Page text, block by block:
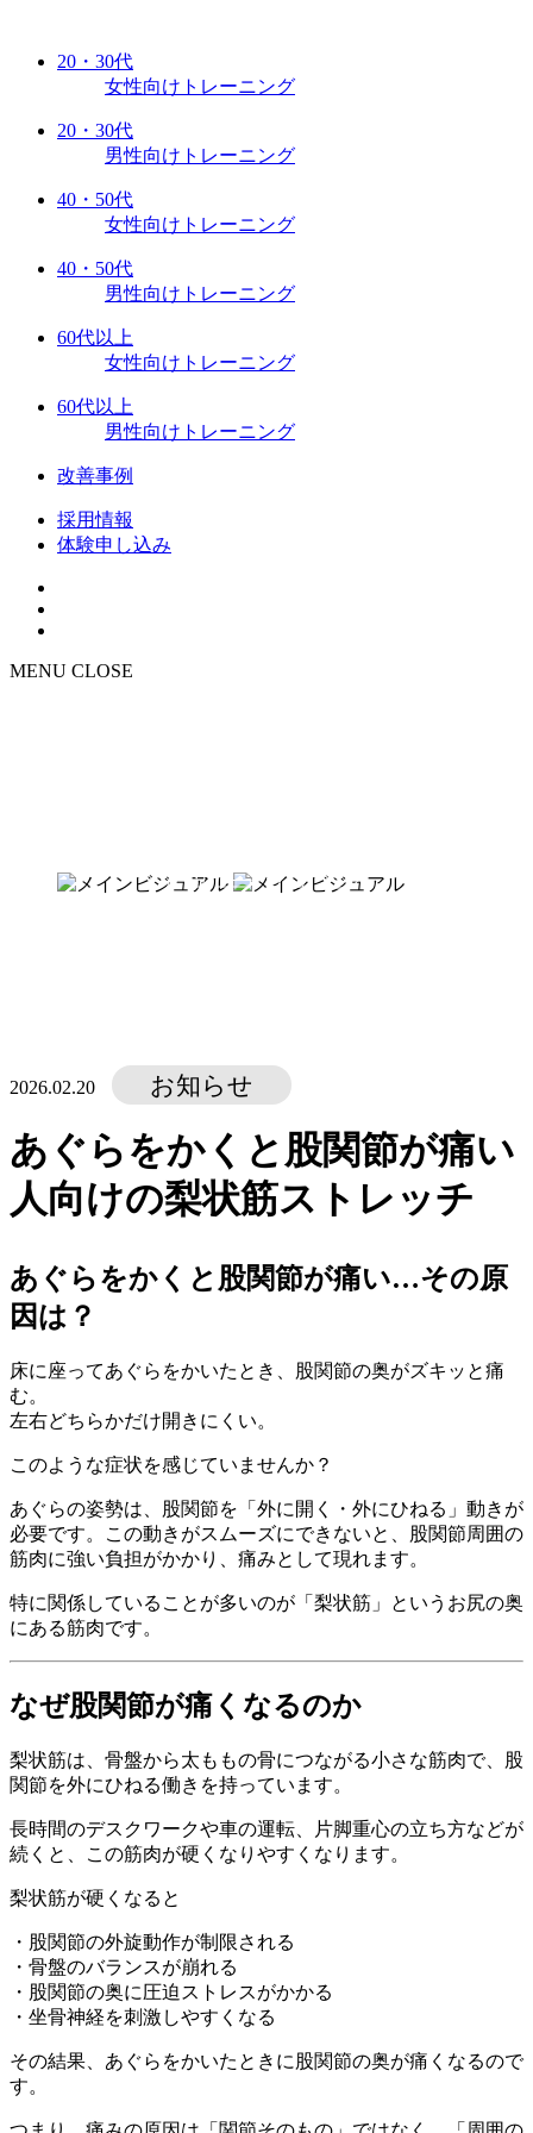
20・30代
女性向けトレーニング
20・30代
男性向けトレーニング
40・50代
女性向けトレーニング
40・50代
男性向けトレーニング
60代以上
女性向けトレーニング
60代以上
男性向けトレーニング
改善事例
採用情報
体験申し込み
MENU CLOSE
NEWS
2026.02.20 お知らせ
あぐらをかくと股関節が痛い
人向けの梨状筋ストレッチ
あぐらをかくと股関節が痛い…その原
因は？
床に座ってあぐらをかいたとき、股関節の奥がズキッと痛
む。
左右どちらかだけ開きにくい。
このような症状を感じていませんか？
あぐらの姿勢は、股関節を「外に開く・外にひねる」動きが
必要です。この動きがスムーズにできないと、股関節周囲の
筋肉に強い負担がかかり、痛みとして現れます。
特に関係していることが多いのが「梨状筋」というお尻の奥
にある筋肉です。
なぜ股関節が痛くなるのか
梨状筋は、骨盤から太ももの骨につながる小さな筋肉で、股
関節を外にひねる働きを持っています。
長時間のデスクワークや車の運転、片脚重心の立ち方などが
続くと、この筋肉が硬くなりやすくなります。
梨状筋が硬くなると
・股関節の外旋動作が制限される
・骨盤のバランスが崩れる
・股関節の奥に圧迫ストレスがかかる
・坐骨神経を刺激しやすくなる
その結果、あぐらをかいたときに股関節の奥が痛くなるので
す。